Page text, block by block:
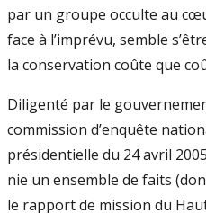
par un groupe occulte au
face à l’imprévu, semble
la conservation coûte que
Diligenté par le
commission d’enquête
présidentielle du 24 avril
nie un ensemble de faits
le rapport de mission du